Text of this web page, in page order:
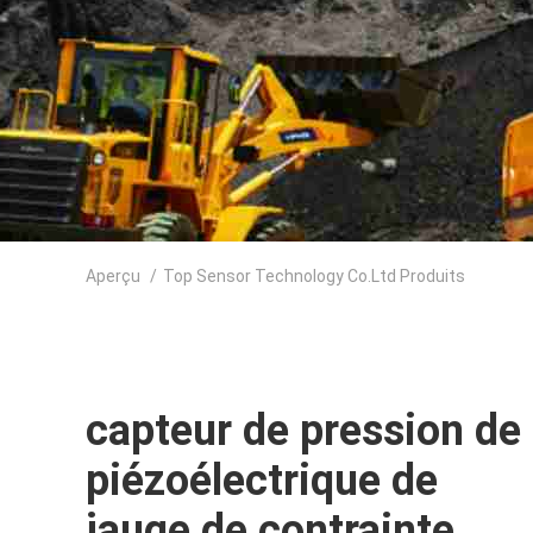
Aperçu / Top Sensor Technology Co.Ltd Produits
capteur de pression de
piézoélectrique de